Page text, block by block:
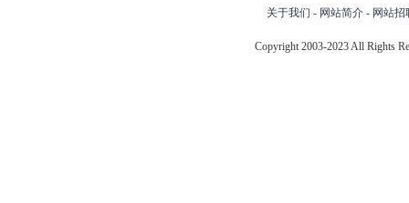
关于我们 - 网站简介 - 网站招
Copyright 2003-2023 All Rights